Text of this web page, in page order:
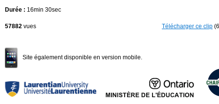
Durée : 16min 30sec
57882 vues Télécharger ce clip
Site également disponible en version mobile.